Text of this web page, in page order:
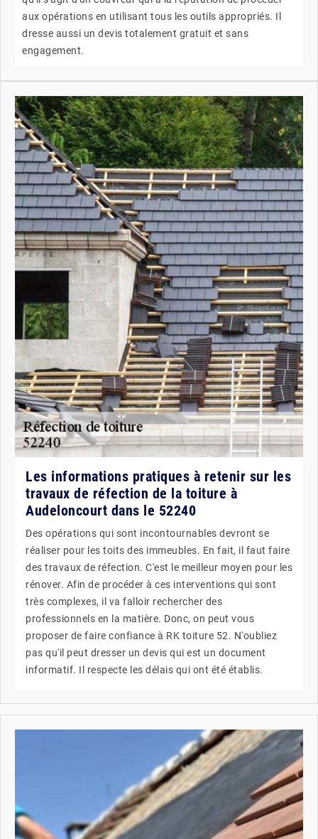
aux opérations en utilisant tous les outils appropriés. Il
dresse aussi un devis totalement gratuit et sans
engagement.
Les informations pratiques à retenir sur les
travaux de réfection de la toiture à
Audeloncourt dans le 52240
Des opérations qui sont incontournables devront se
réaliser pour les toits des immeubles. En fait, il faut faire
des travaux de réfection. C'est le meilleur moyen pour les
rénover. Afin de procéder à ces interventions qui sont
très complexes, il va falloir rechercher des
professionnels en la matière. Donc, on peut vous
proposer de faire confiance à RK toiture 52. N'oubliez
pas qu'il peut dresser un devis qui est un document
informatif. Il respecte les délais qui ont été établis.